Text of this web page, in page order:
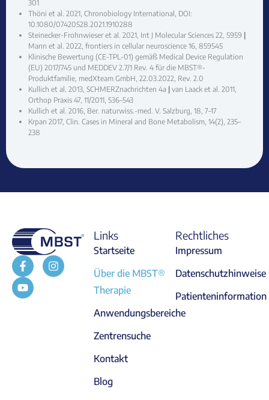
301
Thöni et al. 2021, Chronobiology International, DOI:
10.1080/07420528.2021.1910288
Steinecker-Frohnwieser et al. 2021, Int J Molecular Sciences 22, 5959 |
Mann et al. 2022, frontiers in cellular neuroscience 16, 859545
Klinische Bewertung (CE-TPL-01) gemäß Medical Device Regulation
(EU) 2017/745 und MEDDEV 2.7/1 Rev. 4 für die MBST®-
Produktfamilie, medXteam GmbH, 22.03.2022, Rev. 2.0
Kullich et al. 2013, SCHMERZnachrichten 4a | van Laack et al. 2011,
Orthop Praxis 47, 11/2011, 536–543
Kullich et al. 2016, Ber. naturwiss.-med. V. Salzburg, 18, 7–17
Krpan 2017, Clin. Cases in Mineral and Bone Metabolism, 14(2), 235–
238
Links
Startseite
Über die MBST®
Therapie
Anwendungsbereiche
Zentrensuche
Kontakt
Blog
Rechtliches
Impressum
Datenschutzhinweise
Patienteninformation